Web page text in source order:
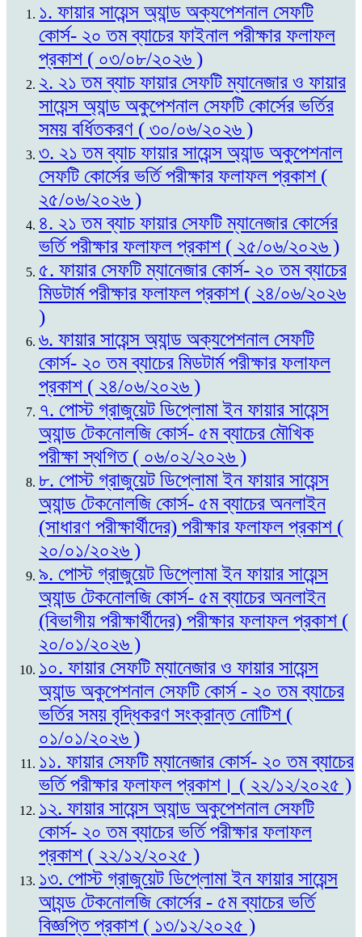
১. ফায়ার সায়েন্স অ্যান্ড অক্যপেশনাল সেফটি
কোর্স- ২০ তম ব্যাচের ফাইনাল পরীক্ষার ফলাফল
প্রকাশ ( ০৩/০৮/২০২৬ )
২. ২১ তম ব্যাচ ফায়ার সেফটি ম্যানেজার ও ফায়ার
সায়েন্স অ্যান্ড অকুপেশনাল সেফটি কোর্সের ভর্তির
সময় বর্ধিতকরণ ( ৩০/০৬/২০২৬ )
৩. ২১ তম ব্যাচ ফায়ার সায়েন্স অ্যান্ড অকুপেশনাল
সেফটি কোর্সের ভর্তি পরীক্ষার ফলাফল প্রকাশ (
২৫/০৬/২০২৬ )
৪. ২১ তম ব্যাচ ফায়ার সেফটি ম্যানেজার কোর্সের
ভর্তি পরীক্ষার ফলাফল প্রকাশ ( ২৫/০৬/২০২৬ )
৫. ফায়ার সেফটি ম্যানেজার কোর্স- ২০ তম ব্যাচের
মিডটার্ম পরীক্ষার ফলাফল প্রকাশ ( ২৪/০৬/২০২৬
)
৬. ফায়ার সায়েন্স অ্যান্ড অক্যপেশনাল সেফটি
কোর্স- ২০ তম ব্যাচের মিডটার্ম পরীক্ষার ফলাফল
প্রকাশ ( ২৪/০৬/২০২৬ )
৭. পোস্ট গ্রাজুয়েট ডিপ্লোমা ইন ফায়ার সায়েন্স
অ্যান্ড টেকনোলজি কোর্স- ৫ম ব্যাচের মৌখিক
পরীক্ষা স্থগিত ( ০৬/০২/২০২৬ )
৮. পোস্ট গ্রাজুয়েট ডিপ্লোমা ইন ফায়ার সায়েন্স
অ্যান্ড টেকনোলজি কোর্স- ৫ম ব্যাচের অনলাইন
(সাধারণ পরীক্ষার্থীদের) পরীক্ষার ফলাফল প্রকাশ (
২০/০১/২০২৬ )
৯. পোস্ট গ্রাজুয়েট ডিপ্লোমা ইন ফায়ার সায়েন্স
অ্যান্ড টেকনোলজি কোর্স- ৫ম ব্যাচের অনলাইন
(বিভাগীয় পরীক্ষার্থীদের) পরীক্ষার ফলাফল প্রকাশ (
২০/০১/২০২৬ )
১০. ফায়ার সেফটি ম্যানেজার ও ফায়ার সায়েন্স
অ্যান্ড অকুপেশনাল সেফটি কোর্স - ২০ তম ব্যাচের
ভর্তির সময় বৃদ্ধিকরণ সংক্রান্ত নোটিশ (
০১/০১/২০২৬ )
১১. ফায়ার সেফটি ম্যানেজার কোর্স- ২০ তম ব্যাচের
ভর্তি পরীক্ষার ফলাফল প্রকাশ। ( ২২/১২/২০২৫ )
১২. ফায়ার সায়েন্স অ্যান্ড অকুপেশনাল সেফটি
কোর্স- ২০ তম ব্যাচের ভর্তি পরীক্ষার ফলাফল
প্রকাশ ( ২২/১২/২০২৫ )
১৩. পোস্ট গ্রাজুয়েট ডিপ্লোমা ইন ফায়ার সায়েন্স
আ্যন্ড টেকনোলজি কোর্সের - ৫ম ব্যাচের ভর্তি
বিজ্ঞপ্তি প্রকাশ ( ১৩/১২/২০২৫ )